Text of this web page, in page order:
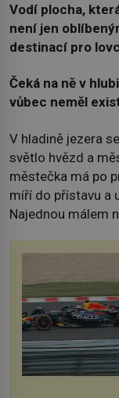
Vodí plocha,
není jen
destinací pro
Čeká na ně v
vůbec neměl
V hladině jezera
světlo hvězd a
městečka má po
míří do přístavu a
Najednou málem